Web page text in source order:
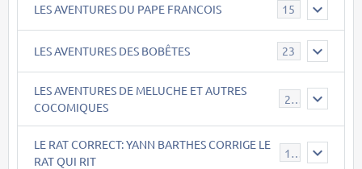
LES AVENTURES DU PAPE FRANCOIS 15
LES AVENTURES DES BOBÊTES 23
LES AVENTURES DE MELUCHE ET AUTRES
COCOMIQUES
22
LE RAT CORRECT: YANN BARTHES CORRIGE LE
RAT QUI RIT
15